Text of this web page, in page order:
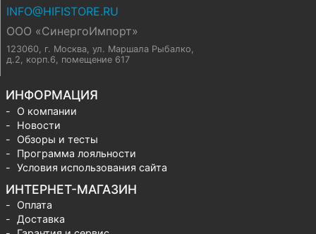
INFO@HIFISTORE.RU
ООО «СинергоИмпорт»
123060, г. Москва, ул. Маршала Рыбалко,
д.2, корп.6, помещение 617
ИНФОРМАЦИЯ
О компании
Новости
Обзоры и тесты
Программа лояльности
Условия использования сайта
ИНТЕРНЕТ-МАГАЗИН
Оплата
Доставка